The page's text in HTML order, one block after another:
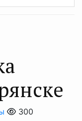
300